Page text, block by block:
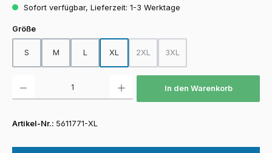
Sofort verfügbar, Lieferzeit: 1-3 Werktage
Größeauswählen
S M L XL 2XL
(Diese Option ist zurzeit nicht
3XL
(Diese Option ist zurzeit
In den Warenkorb
Artikel-Nr.: 5611771-XL